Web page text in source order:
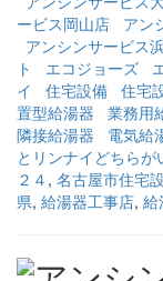
ービス岡山店
アン
アンシンサービス
ト
エコジョーズ
イ
住宅設備 住宅
置型給湯器
業務用
隣接給湯器
電気給
とリンナイどちらが
２４ , 名古屋市住宅
県, 給湯器工事店, 給